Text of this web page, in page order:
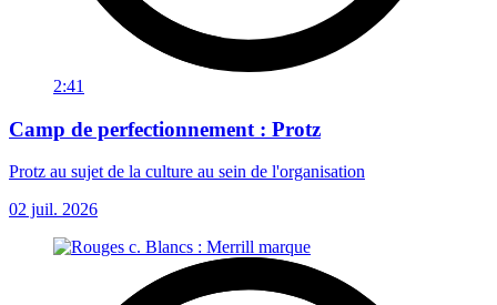
2:41
Camp de perfectionnement : Protz
Protz au sujet de la culture au sein de l'organisation
02 juil. 2026